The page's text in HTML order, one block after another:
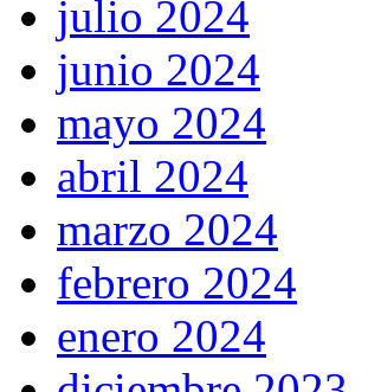
julio 2024
junio 2024
mayo 2024
abril 2024
marzo 2024
febrero 2024
enero 2024